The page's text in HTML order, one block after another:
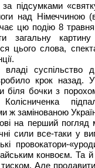
підсумками
над Німеччиною
цю подію 8
загальну
цього слова,
суспільство
крок назад.
біля бочки з
ж замінованою
на перший
сили все-таки у
провокатори-
конвоєм. Та
тиском. Але